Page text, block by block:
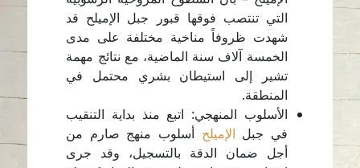
التي تنتصب فوقها قبور جبل الإميلح قد
شهدت ظروفاً مناخية مختلفة على مدى
الخمسة آلاف سنة الماضية، مع نتائج مهمة
تشير إلى استيطان بشري محتمل في
المنطقة.
الأسلوب المنهجي: اتبع منذ بداية التنقيب
في جبل الإميلحأسلوب منهج صارم من
أجل ضمان الدقة بالتسجيل، وقد جرى